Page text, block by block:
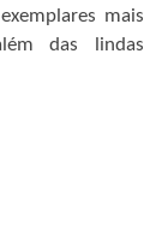
mais
das lindas